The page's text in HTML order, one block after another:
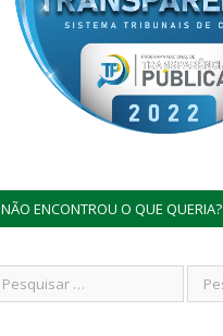
NÃO ENCONTROU O QUE QUERIA?